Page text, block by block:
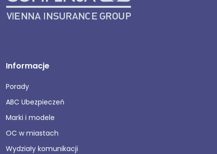
Informacje
Porady
ABC Ubezpieczeń
Marki i modele
OC w miastach
Wydziały komunikacji